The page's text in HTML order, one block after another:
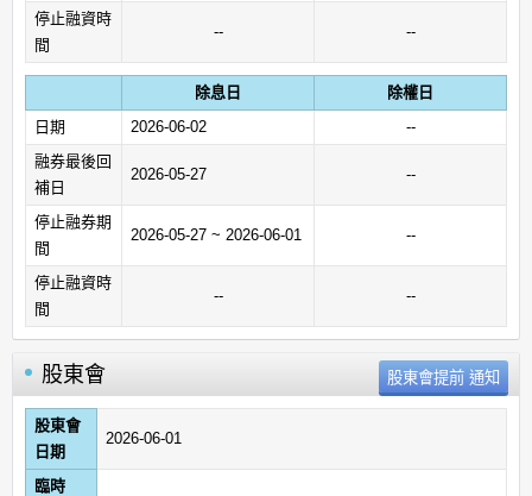
停止融資時
間
-- --
除息日
除權日
日期
2026-06-02
--
融券最後回
補日
2026-05-27 --
停止融券期
間
2026-05-27 ~ 2026-06-01 --
停止融資時
間
-- --
股東會
股東會
日期
2026-06-01
臨時